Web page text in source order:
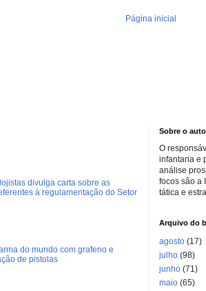
Página inicial
divulga carta sobre as
à regulamentação do Setor
do mundo com grafeno e
de pistolas
Sobre o
O
infantaria e
análise
focos são a
tática e
Arquivo do
agosto (17)
julho (98)
junho (71)
maio (65)